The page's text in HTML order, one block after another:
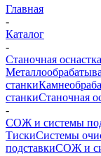
Главная
-
Каталог
-
Станочная оснастка
станки
станкиСтаночная
-
СОЖ и системы
ТискиСистемы
подставкиСОЖ и